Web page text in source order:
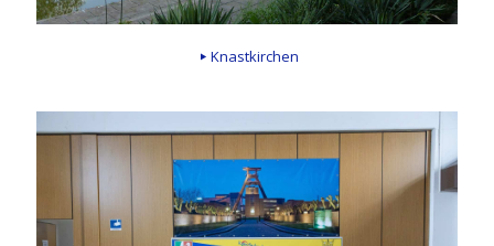
Knastkirchen